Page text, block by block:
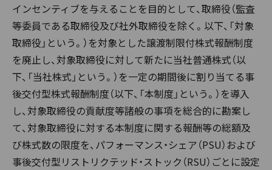
インセンティブを与えることを目的として、取締役（監査
等委員である取締役及び社外取締役を除く。以下、「対象
取締役」という。）を対象とした譲渡制限付株式報酬制度
を廃止し、対象取締役に対して新たに当社普通株式（以
下、「当社株式」という。）を一定の期間後に割り当てる事
後交付型株式報酬制度（以下、「本制度」という。）を導入
し、対象取締役の貢献度等諸般の事項を総合的に勘案し
て、対象取締役に対する本制度に関する報酬等の総額及
び株式数の限度を、パフォーマンス・シェア（PSU）および
事後交付型リストリクテッド・ストック（RSU）ごとに設定